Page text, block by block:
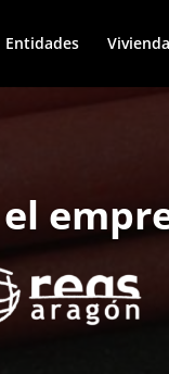
Entidades Vivienda
el